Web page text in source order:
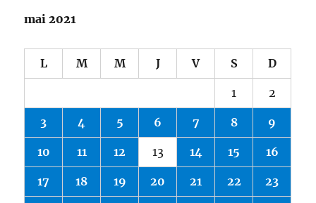
mai 2021
L M M J V S D
1 2
3 4 5 6 7 8 9
10 11 12 13 14 15 16
17 18 19 20 21 22 23